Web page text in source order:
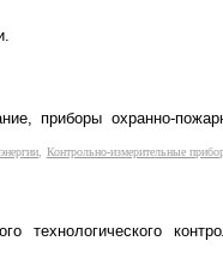
приборы охранно-
Контрольно-измерительные
технологического